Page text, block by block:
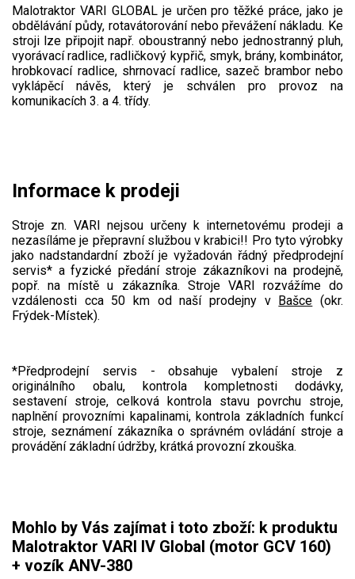
Elektrické čtyřkolky
Náhradní díly
Náhradní díly pro motorové pily
Náhradní díly pro sekačky
Malotraktor VARI GLOBAL je určen pro těžké práce, jako je
obdělávání půdy, rotavátorování nebo převážení nákladu. Ke
stroji lze připojit např. oboustranný nebo jednostranný pluh,
vyorávací radlice, radličkový kypřič, smyk, brány, kombinátor,
hrobkovací radlice, shrnovací radlice, sazeč brambor nebo
vyklápěcí návěs, který je schválen pro provoz na
komunikacích 3. a 4. třídy.
Informace k prodeji
Stroje zn. VARI nejsou určeny k internetovému prodeji a
nezasíláme je přepravní službou v krabici!! Pro tyto výrobky
jako nadstandardní zboží je vyžadován řádný předprodejní
servis* a fyzické předání stroje zákazníkovi na prodejně,
popř. na místě u zákazníka. Stroje VARI rozvážíme do
vzdálenosti cca 50 km od naší prodejny v Bašce (okr.
Frýdek-Místek).
*Předprodejní servis - obsahuje vybalení stroje z
originálního obalu, kontrola kompletnosti dodávky,
sestavení stroje, celková kontrola stavu povrchu stroje,
naplnění provozními kapalinami, kontrola základních funkcí
stroje, seznámení zákazníka o správném ovládání stroje a
provádění základní údržby, krátká provozní zkouška.
Mohlo by Vás zajímat i toto zboží: k produktu
Malotraktor VARI IV Global (motor GCV 160)
+ vozík ANV-380